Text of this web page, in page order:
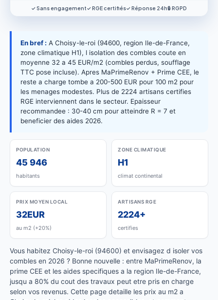
✓ Sans engagement✓ RGE certifiés✓ Réponse 24h🔒 RGPD
En bref : A Choisy-le-roi (94600, region Ile-de-France,
zone climatique H1), l isolation des combles coute en
moyenne 32 a 45 EUR/m2 (combles perdus, soufflage
TTC pose incluse). Apres MaPrimeRenov + Prime CEE, le
reste a charge tombe a 200-500 EUR pour 100 m2 pour
les menages modestes. Plus de 2224 artisans certifies
RGE interviennent dans le secteur. Epaisseur
recommandee : 30-40 cm pour atteindre R = 7 et
beneficier des aides 2026.
POPULATION
45 946
habitants
ZONE CLIMATIQUE
H1
climat continental
PRIX MOYEN LOCAL
32EUR
au m2 (+20%)
ARTISANS RGE
2224+
certifies
Vous habitez Choisy-le-roi (94600) et envisagez d isoler vos
combles en 2026 ? Bonne nouvelle : entre MaPrimeRenov, la
prime CEE et les aides specifiques a la region Ile-de-France,
jusqu a 80% du cout des travaux peut etre pris en charge
selon vos revenus. Cette page detaille les prix au m2 a